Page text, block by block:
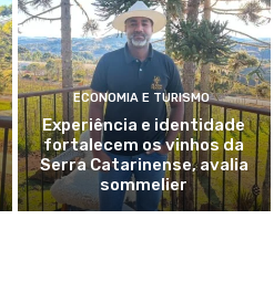
ECONOMIA E TURISMO
Experiência e identidade
fortalecem os vinhos da
Serra Catarinense, avalia
sommelier